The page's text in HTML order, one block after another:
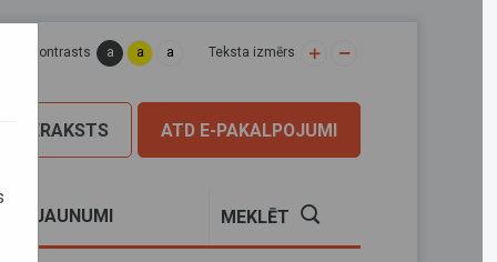
Lapas kontrasts a a a Teksta izmērs
ATD E-PAKALPOJUMI
PIERAKSTS
JAUNUMI MEKLĒT